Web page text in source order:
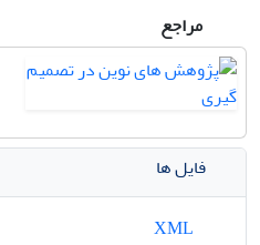
مراجع
فایل ها